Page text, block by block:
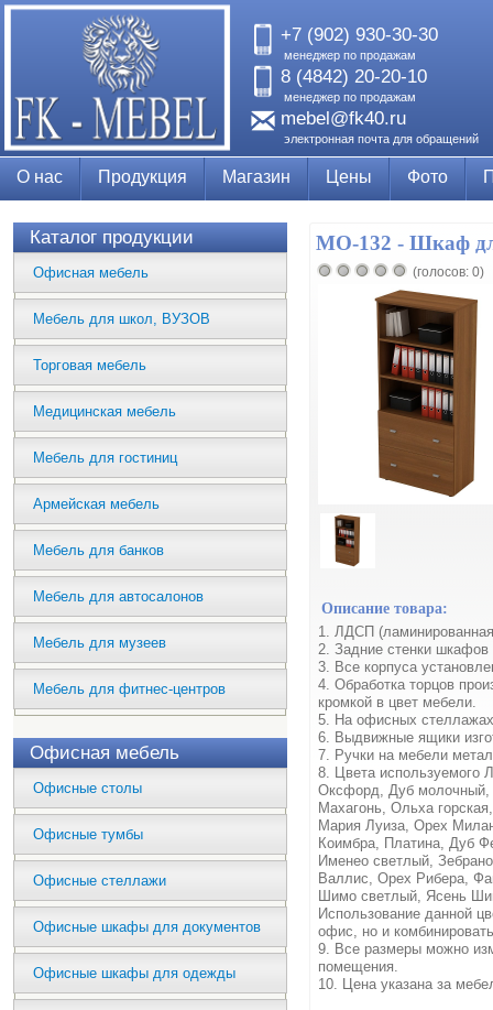
+7 (902) 930-30-30
менеджер по продажам
8 (4842) 20-20-10
менеджер по продажам
mebel@fk40.ru
электронная почта для обращений
О нас Продукция Магазин Цены Фото
Каталог продукции
Офисная мебель
Мебель для школ, ВУЗОВ
Торговая мебель
Медицинская мебель
Мебель для гостиниц
Армейская мебель
Мебель для банков
Мебель для автосалонов
Мебель для музеев
Мебель для фитнес-центров
Офисная мебель
Офисные столы
Офисные тумбы
Офисные стеллажи
Офисные шкафы для документов
Офисные шкафы для одежды
МО-132 - Шкаф
(голосов: 0)
Описание товара:
1. ЛДСП
2. Задние стенки
3. Все корпуса
4. Обработка торцов
кромкой в цвет мебели.
5. На офисных
6. Выдвижные ящики
7. Ручки на мебели
8. Цвета используемого
Оксфорд, Дуб молочный,
Махагонь, Ольха
Мария Луиза, Орех
Коимбра, Платина, Дуб
Именео светлый,
Валлис, Орех Рибера,
Шимо светлый, Ясень
Использование данной
офис, но и
9. Все размеры можно
помещения.
10. Цена указана за